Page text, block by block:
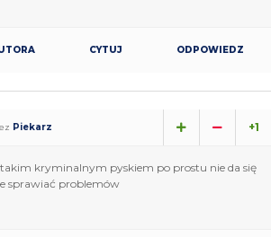
CYTUJ ODPOWIEDZ
Piekarz +1
kryminalnym pyskiem po prostu nie da się
sprawiać problemów